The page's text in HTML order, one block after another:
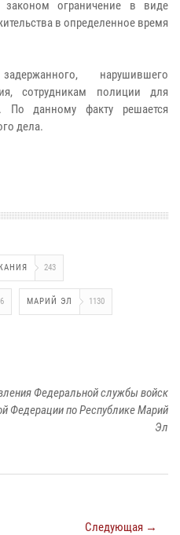
законом ограничение в виде
в определенное время
нарушившего
сотрудникам полиции для
По данному факту решается
дела.
243
МАРИЙ ЭЛ 1130
Федеральной службы войск
Федерации по Республике Марий
Эл
Следующая →